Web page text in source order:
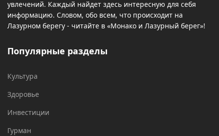
увлечений. Каждый найдет здесь интересную для себя
информацию. Словом, обо всем, что происходит на
Лазурном берегу - читайте в «Монако и Лазурный берег»!
Популярные разделы
Культура
Здоровье
Инвестиции
Гурман